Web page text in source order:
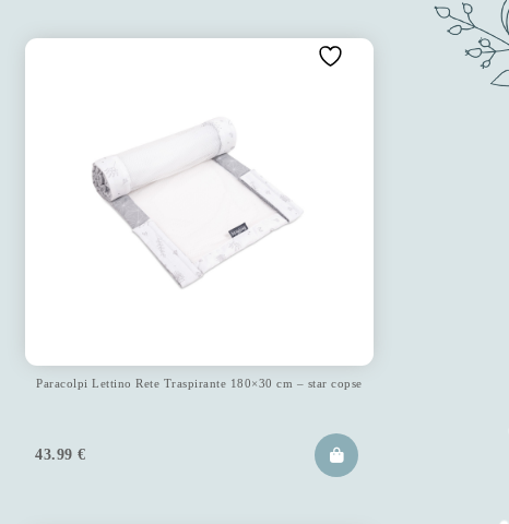
Paracolpi Lettino Rete Traspirante 180×30 cm – star copse
43.99 €